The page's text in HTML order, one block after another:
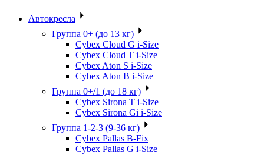
Автокресла
Группа 0+ (до 13 кг)
Cybex Cloud G i-Size
Cybex Cloud T i-Size
Cybex Aton S i-Size
Cybex Aton B i-Size
Группа 0+/1 (до 18 кг)
Cybex Sirona T i-Size
Cybex Sirona Gi i-Size
Группа 1-2-3 (9-36 кг)
Cybex Pallas B-Fix
Cybex Pallas G i-Size